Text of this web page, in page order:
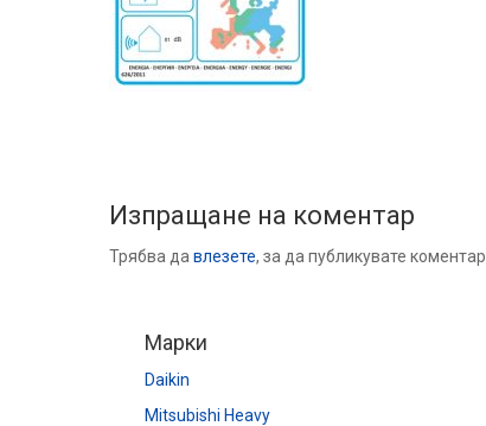
Изпращане на коментар
Трябва да влезете, за да публикувате коментар.
Марки
Daikin
Mitsubishi Heavy